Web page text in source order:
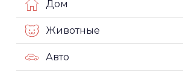
Дом
Животные
Авто